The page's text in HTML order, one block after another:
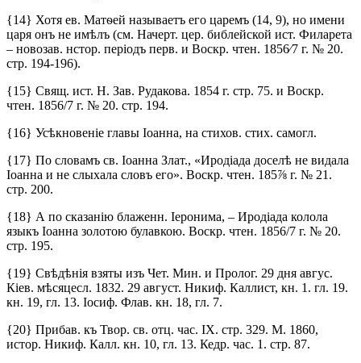
{14} Хотя ев. Матѳей называетъ его царемъ (14, 9), но имени
царя онъ не имѣлъ (см. Начерт. цер. библейской ист. Филарета
– новозав. нстор. періодъ перв. и Воскр. чтен. 1856⁄7 г. № 20.
стр. 194-196).
{15} Свящ. ист. Н. Зав. Рудакова. 1854 г. стр. 75. и Воскр.
чтен. 1856/7 г. № 20. стр. 194.
{16} Усѣкновеніе главы Іоанна, на стихов. стих. самогл.
{17} По словамъ св. Іоанна Злат., «Иродіада доселѣ не видала
Іоанна и не слыхала словъ его». Воскр. чтен. 185⅞ г. № 21.
стр. 200.
{18} А по сказанію блаженн. Іеронима, – Иродіада колола
языкъ Іоанна золотою булавкою. Воскр. чтен. 1856/7 г. № 20.
стр. 195.
{19} Свѣдѣнія взяты изъ Чет. Мин. и Пролог. 29 дня авгус.
Кіев. мѣсяцесл. 1832. 29 август. Никиф. Каллист, кн. 1. гл. 19.
кн. 19, гл. 13. Іосиф. Флав. кн. 18, гл. 7.
{20} Прибав. къ Твор. св. отц. час. IX. стр. 329. М. 1860,
истор. Никиф. Калл. кн. 10, гл. 13. Кедр. час. 1. стр. 87.